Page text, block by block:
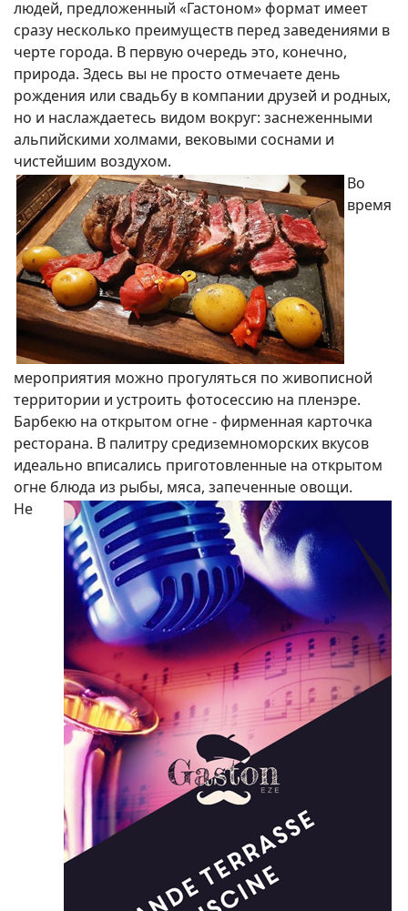
людей, предложенный «Гастоном» формат имеет
сразу несколько преимуществ перед заведениями в
черте города. В первую очередь это, конечно,
природа. Здесь вы не просто отмечаете день
рождения или свадьбу в компании друзей и родных,
но и наслаждаетесь видом вокруг: заснеженными
альпийскими холмами, вековыми соснами и
чистейшим воздухом.
Во
время
мероприятия можно прогуляться по живописной
территории и устроить фотосессию на пленэре.
Барбекю на открытом огне - фирменная карточка
ресторана. В палитру средиземноморских вкусов
идеально вписались приготовленные на открытом
огне блюда из рыбы, мяса, запеченные овощи.
Не